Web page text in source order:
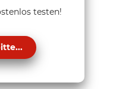
testen!